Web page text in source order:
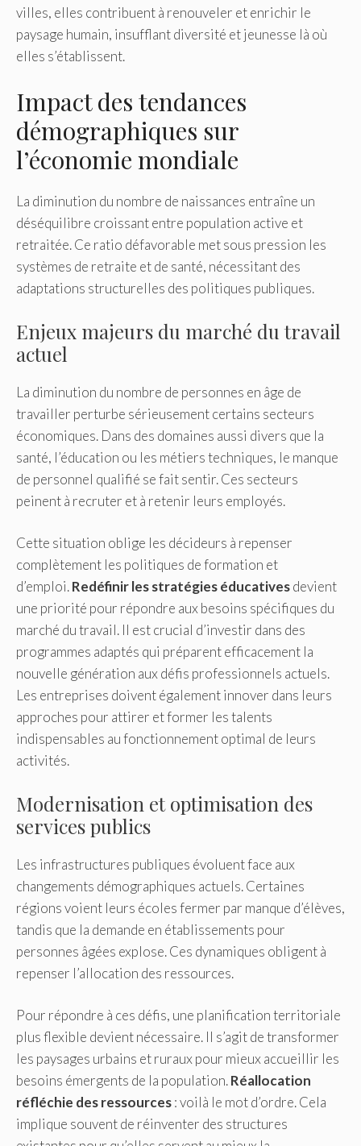
villes, elles contribuent à renouveler et enrichir le
paysage humain, insufflant diversité et jeunesse là où
elles s’établissent.
Impact des tendances
démographiques sur
l’économie mondiale
La diminution du nombre de naissances entraîne un
déséquilibre croissant entre population active et
retraitée. Ce ratio défavorable met sous pression les
systèmes de retraite et de santé, nécessitant des
adaptations structurelles des politiques publiques.
Enjeux majeurs du marché du travail
actuel
La diminution du nombre de personnes en âge de
travailler perturbe sérieusement certains secteurs
économiques. Dans des domaines aussi divers que la
santé, l’éducation ou les métiers techniques, le manque
de personnel qualifié se fait sentir. Ces secteurs
peinent à recruter et à retenir leurs employés.
Cette situation oblige les décideurs à repenser
complètement les politiques de formation et
d’emploi.Redéfinir les stratégies éducativesdevient
une priorité pour répondre aux besoins spécifiques du
marché du travail. Il est crucial d’investir dans des
programmes adaptés qui préparent efficacement la
nouvelle génération aux défis professionnels actuels.
Les entreprises doivent également innover dans leurs
approches pour attirer et former les talents
indispensables au fonctionnement optimal de leurs
activités.
Modernisation et optimisation des
services publics
Les infrastructures publiques évoluent face aux
changements démographiques actuels. Certaines
régions voient leurs écoles fermer par manque d’élèves,
tandis que la demande en établissements pour
personnes âgées explose. Ces dynamiques obligent à
repenser l’allocation des ressources.
Pour répondre à ces défis, une planification territoriale
plus flexible devient nécessaire. Il s’agit de transformer
les paysages urbains et ruraux pour mieux accueillir les
besoins émergents de la population.Réallocation
réfléchie des ressources: voilà le mot d’ordre. Cela
implique souvent de réinventer des structures